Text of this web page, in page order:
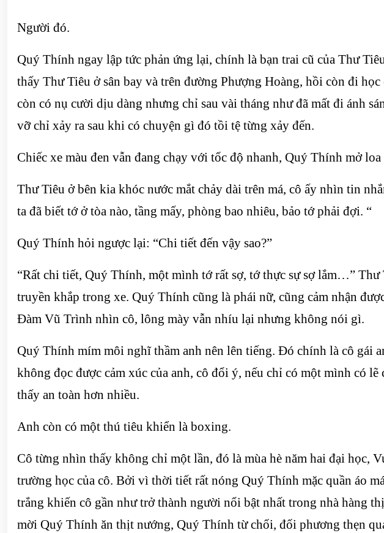
Người đó.
Quý Thính ngay lập tức phản ứng lại, chính là bạn trai cũ của Thư
thấy Thư Tiêu ở sân bay và trên đường Phượng Hoàng, hồi còn đi
còn có nụ cười dịu dàng nhưng chỉ sau vài tháng như đã mất đi ánh
vỡ chỉ xảy ra sau khi có chuyện gì đó tồi tệ từng xảy đến.
Chiếc xe màu đen vẫn đang chạy với tốc độ nhanh, Quý Thính mở
Thư Tiêu ở bên kia khóc nước mắt chảy dài trên má, cô ấy nhìn tin
ta đã biết tớ ở tòa nào, tầng mấy, phòng bao nhiêu, bảo tớ phải đợi. “
Quý Thính hỏi ngược lại: “Chi tiết đến vậy sao?”
“Rất chi tiết, Quý Thính, một mình tớ rất sợ, tớ thực sự sợ lắm…”
truyền khắp trong xe. Quý Thính cũng là phái nữ, cũng cảm nhận
Đàm Vũ Trình nhìn cô, lông mày vẫn nhíu lại nhưng không nói gì.
Quý Thính mím môi nghĩ thầm anh nên lên tiếng. Đó chính là cô gái
không đọc được cảm xúc của anh, cô đổi ý, nếu chỉ có một mình có
thấy an toàn hơn nhiều.
Anh còn có một thú tiêu khiển là boxing.
Cô từng nhìn thấy không chỉ một lần, đó là mùa hè năm hai đại học,
trường học của cô. Bởi vì thời tiết rất nóng Quý Thính mặc quần áo
trắng khiến cô gần như trở thành người nổi bật nhất trong nhà hàng
mời Quý Thính ăn thịt nướng, Quý Thính từ chối, đối phương thẹn